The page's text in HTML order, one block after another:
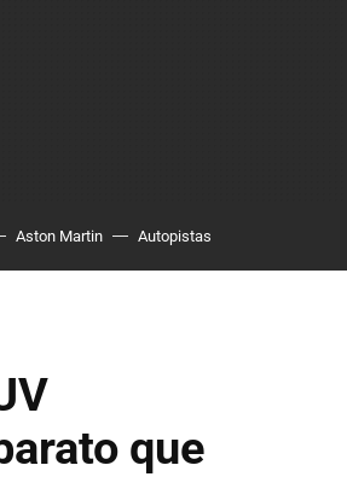
Aston Martin Autopistas
que